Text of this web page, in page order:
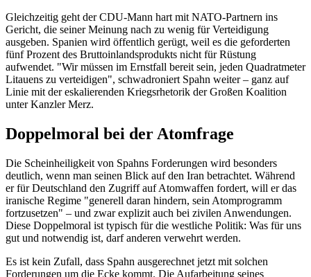
Gleichzeitig geht der CDU-Mann hart mit NATO-Partnern ins
Gericht, die seiner Meinung nach zu wenig für Verteidigung
ausgeben. Spanien wird öffentlich gerügt, weil es die geforderten
fünf Prozent des Bruttoinlandsprodukts nicht für Rüstung
aufwendet. "Wir müssen im Ernstfall bereit sein, jeden Quadratmeter
Litauens zu verteidigen", schwadroniert Spahn weiter – ganz auf
Linie mit der eskalierenden Kriegsrhetorik der Großen Koalition
unter Kanzler Merz.
Doppelmoral bei der Atomfrage
Die Scheinheiligkeit von Spahns Forderungen wird besonders
deutlich, wenn man seinen Blick auf den Iran betrachtet. Während
er für Deutschland den Zugriff auf Atomwaffen fordert, will er das
iranische Regime "generell daran hindern, sein Atomprogramm
fortzusetzen" – und zwar explizit auch bei zivilen Anwendungen.
Diese Doppelmoral ist typisch für die westliche Politik: Was für uns
gut und notwendig ist, darf anderen verwehrt werden.
Es ist kein Zufall, dass Spahn ausgerechnet jetzt mit solchen
Forderungen um die Ecke kommt. Die Aufarbeitung seines